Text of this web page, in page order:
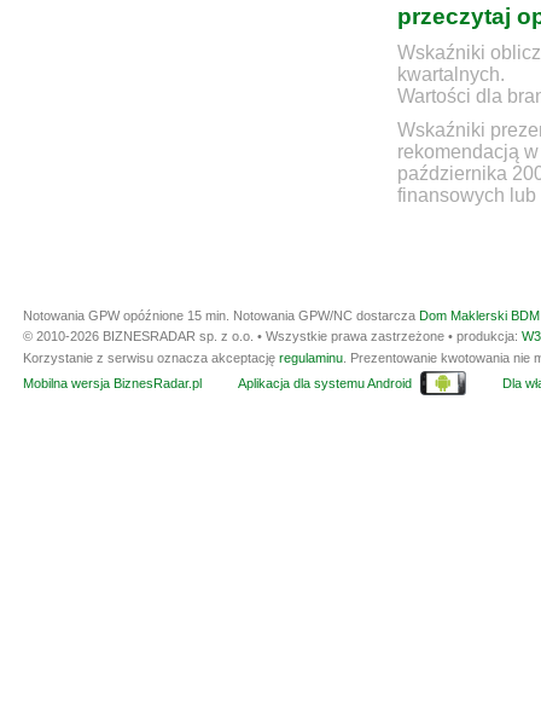
przeczytaj
Wskaźniki
kwartalnych.
Wartości dla
Wskaźniki
rekomendacją
października
finansowych lub
Notowania GPW opóźnione 15 min. Notowania GPW/NC dostarcza Dom Maklerski
© 2010-2026 BIZNESRADAR sp. z o.o. • Wszystkie prawa zastrzeżone • produkcja:
Korzystanie z serwisu oznacza akceptację regulaminu . Prezentowanie kwotowania
Mobilna wersja BiznesRadar.pl
Aplikacja dla systemu Android Dla